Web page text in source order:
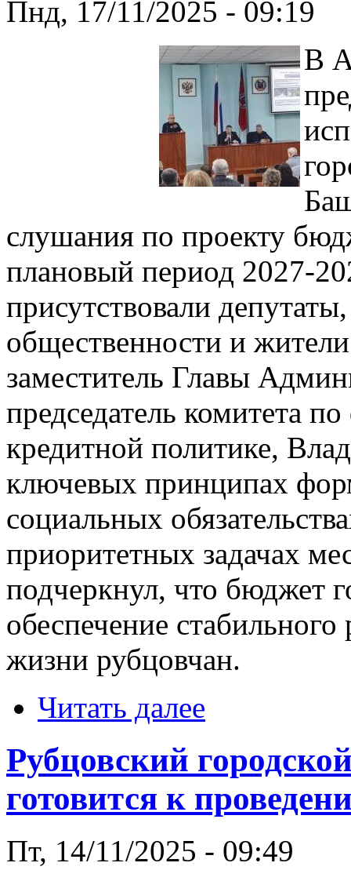
Пнд, 17/11/2025 - 09:19
В
слушания по проекту
плановый период 2027-
присутствовали
общественности и
заместитель Главы
председатель комитета
кредитной политике,
ключевых принципах
социальных
приоритетных задачах
подчеркнул, что бюджет
обеспечение
жизни рубцовчан.
Читать далее
Рубцовский
готовится к
Пт, 14/11/2025 - 09:49